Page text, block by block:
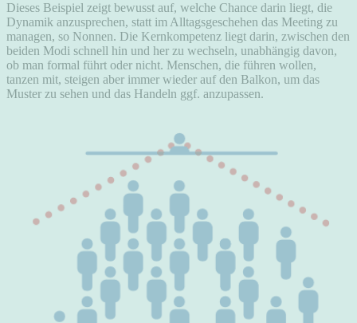
Dieses Beispiel zeigt bewusst auf, welche Chance darin liegt, die
Dynamik anzusprechen, statt im Alltagsgeschehen das Meeting zu
managen, so Nonnen. Die Kernkompetenz liegt darin, zwischen den
beiden Modi schnell hin und her zu wechseln, unabhängig davon,
ob man formal führt oder nicht. Menschen, die führen wollen,
tanzen mit, steigen aber immer wieder auf den Balkon, um das
Muster zu sehen und das Handeln ggf. anzupassen.